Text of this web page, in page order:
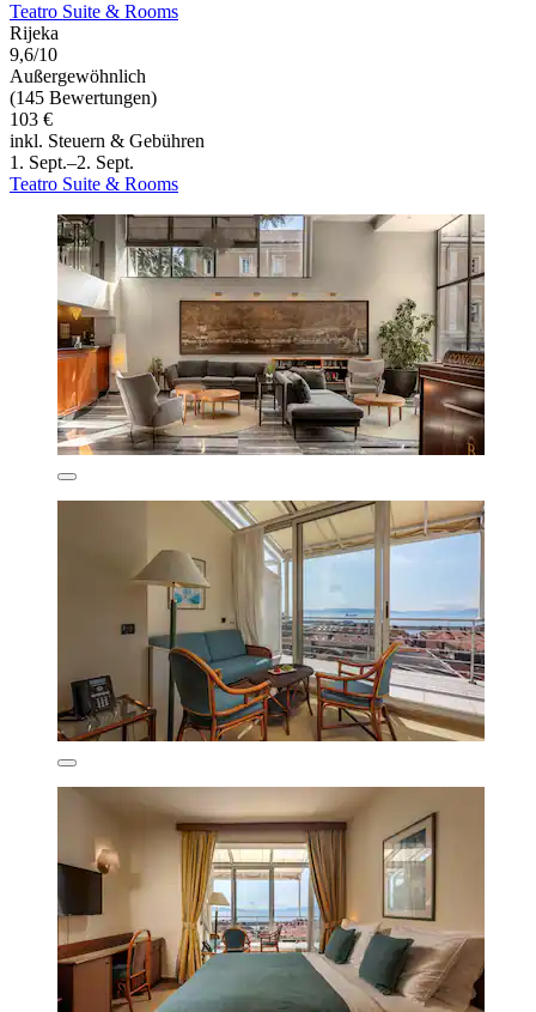
Teatro Suite & Rooms
Rijeka
9,6/10
Außergewöhnlich
(145 Bewertungen)
103 €
inkl. Steuern & Gebühren
1. Sept.–2. Sept.
Teatro Suite & Rooms